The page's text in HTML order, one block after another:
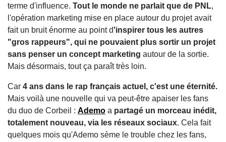
terme d'influence. Tout le monde ne parlait que de PNL,
l'opération marketing mise en place autour du projet avait
fait un bruit énorme au point d'inspirer tous les autres
"gros rappeurs", qui ne pouvaient plus sortir un projet
sans penser un concept marketing autour de la sortie.
Mais désormais, tout ça paraît très loin.
Car 4 ans dans le rap français actuel, c'est une éternité.
Mais voilà une nouvelle qui va peut-être apaiser les fans
du duo de Corbeil : Ademo a partagé un morceau inédit,
totalement nouveau, via les réseaux sociaux. Cela fait
quelques mois qu'Ademo sème le trouble chez les fans,